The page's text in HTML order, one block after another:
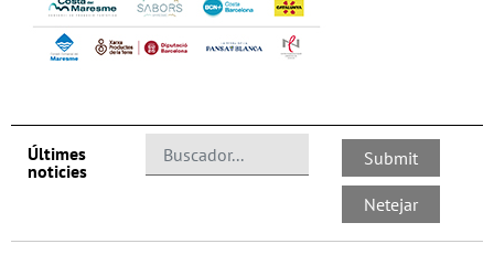
Últimes
noticies